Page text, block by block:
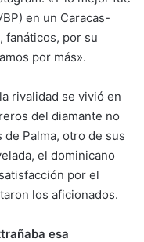
en un Caracas-
fanáticos, por su
por más».
rivalidad se vivió en
del diamante no
Palma, otro de sus
el dominicano
por el
los aficionados.
esa